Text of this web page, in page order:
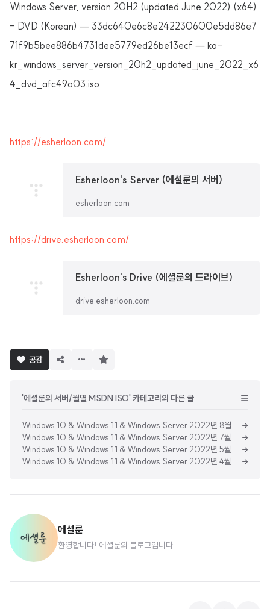
Windows Server, version 20H2 (updated June 2022) (x64)
- DVD (Korean) — 33dc640e6c8e242230600e5dd86e7
71f9b5bee886b4731dee5779ed26be13ecf — ko-
kr_windows_server_version_20h2_updated_june_2022_x6
4_dvd_afc49a03.iso
https://esherloon.com/
Esherloon's Server (에셜룬의 서버)
esherloon.com
https://drive.esherloon.com/
Esherloon's Drive (에셜룬의 드라이브)
drive.esherloon.com
공감
'에셜룬의 서버/월별 MSDN ISO' 카테고리의 다른 글
Windows 10 & Windows 11 & Windows Server 2022년 8월 MSDN 업데이트 통합 ISO (Updated Aug 2022) [한글판]
Windows 10 & Windows 11 & Windows Server 2022년 7월 MSDN 업데이트 통합 ISO (Updated July 2022) [한글판]
Windows 10 & Windows 11 & Windows Server 2022년 5월 MSDN 업데이트 통합 ISO (Updated May 2022) [한글판]
Windows 10 & Windows 11 & Windows Server 2022년 4월 MSDN 업데이트 통합 ISO (Updated April 2022) [한글판]
에셜룬
환영합니다! 에셜룬의 블로그입니다.